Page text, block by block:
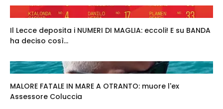
Il Lecce deposita i NUMERI DI MAGLIA: eccoli! E su BANDA
ha deciso così...
MALORE FATALE IN MARE A OTRANTO: muore l'ex
Assessore Coluccia